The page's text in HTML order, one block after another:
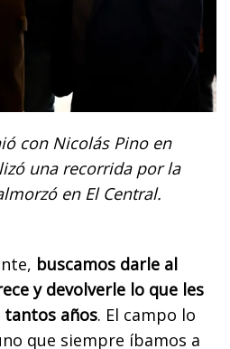
con Nicolás Pino en
una recorrida por la
en El Central.
buscamos darle al
y devolverle lo que les
años. El campo lo
que siempre íbamos a